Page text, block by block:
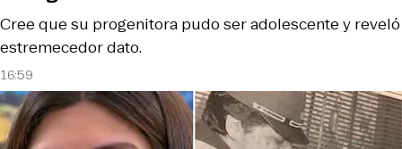
16:59
Cree que su progenitora pudo ser adolescente y reveló
estremecedor dato.